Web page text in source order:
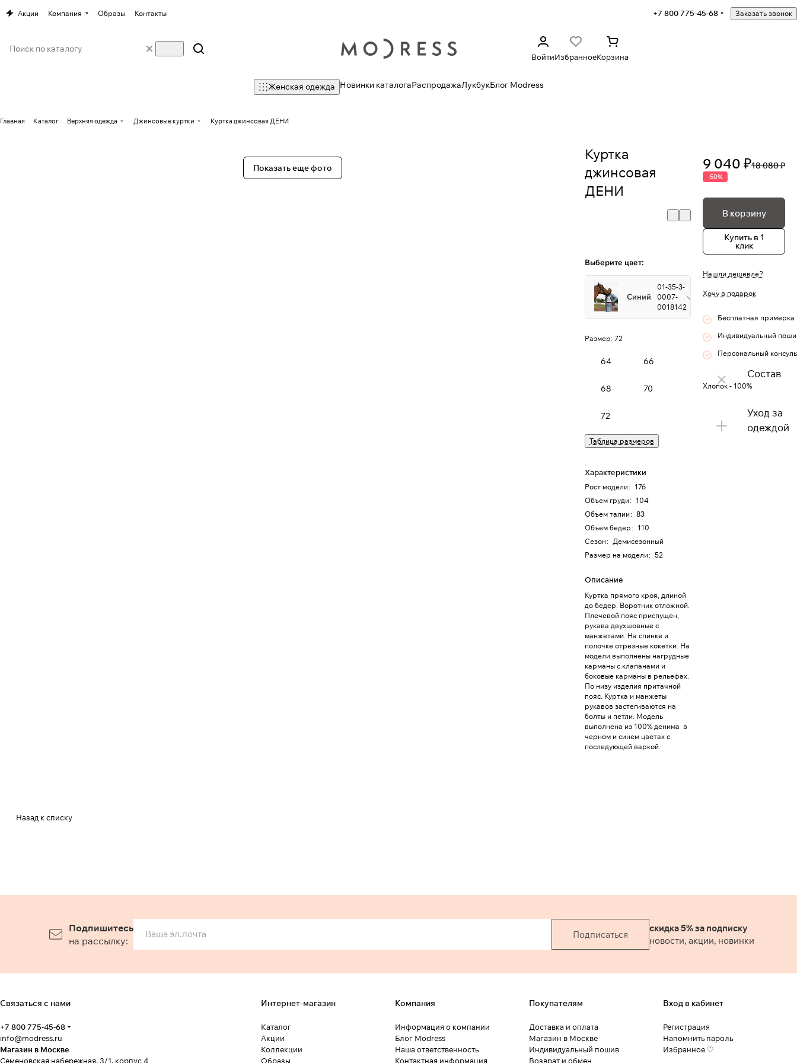
Акции Компания Образы Контакты +7 800 775-45-68 Заказать звонок
ВойтиИзбранноеКорзина
Женская одежда Новинки каталогаРаспродажаЛукбукБлог Modress
Главная Каталог Верхняя одежда Джинсовые куртки Куртка джинсовая ДЕНИ
Показать еще фото
Куртка
джинсовая
ДЕНИ
Выберите цвет:
Синий
01-35-3-
0007-
0018142
Размер: 72
64 66
68 70
72
Таблица размеров
Характеристики
Рост модели: 176
Объем груди: 104
Объем талии: 83
Объем бедер: 110
Сезон: Демисезонный
Размер на модели: 52
Описание
Куртка прямого кроя, длиной
до бедер. Воротник отложной.
Плечевой пояс приспущен,
рукава двухшовные с
манжетами. На спинке и
полочке отрезные кокетки. На
модели выполнены нагрудные
карманы с клапанами и
боковые карманы в рельефах.
По низу изделия притачной
пояс. Куртка и манжеты
рукавов застегиваются на
болты и петли. Модель
выполнена из 100% денима в
черном и синем цветах с
последующей варкой.
9 040 ₽18 080 ₽
-50%
В корзину
Купить в 1
клик
Нашли дешевле?
Хочу в подарок
Бесплатная примерка
Индивидуальный
Персональный
Состав
Хлопок - 100%
Уход за
одеждой
Назад к списку
Подпишитесь
на рассылку:
Подписаться
скидка 5% за подписку
новости, акции, новинки
Связаться с нами
+7 800 775-45-68
info@modress.ru
Магазин в Москве
Семеновская набережная, 3/1, корпус 4
Интернет-магазин
Каталог
Акции
Коллекции
Образы
Компания
Информация о компании
Блог Modress
Наша ответственность
Контактная информация
Покупателям
Доставка и оплата
Магазин в Москве
Индивидуальный пошив
Возврат и обмен
Вход в кабинет
Регистрация
Напомнить пароль
Избранное ♡